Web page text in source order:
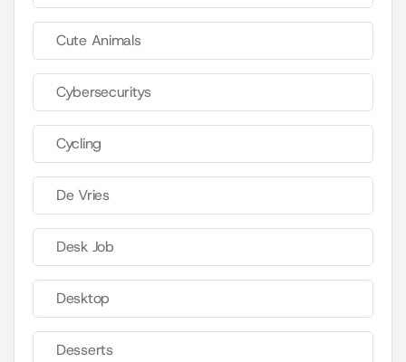
Cute Animals
Cybersecuritys
Cycling
De Vries
Desk Job
Desktop
Desserts